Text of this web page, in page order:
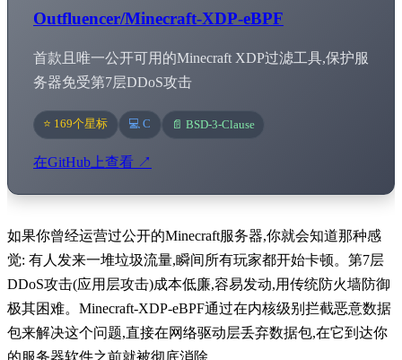
Outfluencer/Minecraft-XDP-eBPF
首款且唯一公开可用的Minecraft XDP过滤工具,保护服
务器免受第7层DDoS攻击
⭐ 169个星标 💻 C 📄 BSD-3-Clause
在GitHub上查看 ↗
如果你曾经运营过公开的Minecraft服务器,你就会知道那种感
觉: 有人发来一堆垃圾流量,瞬间所有玩家都开始卡顿。第7层
DDoS攻击(应用层攻击)成本低廉,容易发动,用传统防火墙防御
极其困难。Minecraft-XDP-eBPF通过在内核级别拦截恶意数据
包来解决这个问题,直接在网络驱动层丢弃数据包,在它到达你